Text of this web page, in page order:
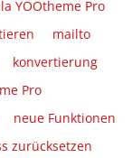
YOOtheme Pro
mailto
konvertierung
Pro
neue Funktionen
zurücksetzen